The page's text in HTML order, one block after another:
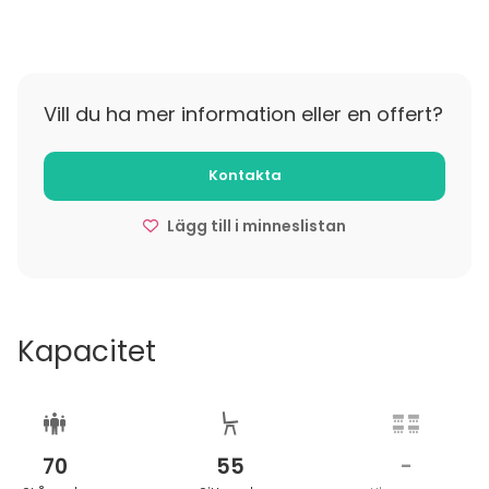
Vill du ha mer information eller en offert?
Kontakta
Lägg till i minneslistan
Kapacitet
70 55 -